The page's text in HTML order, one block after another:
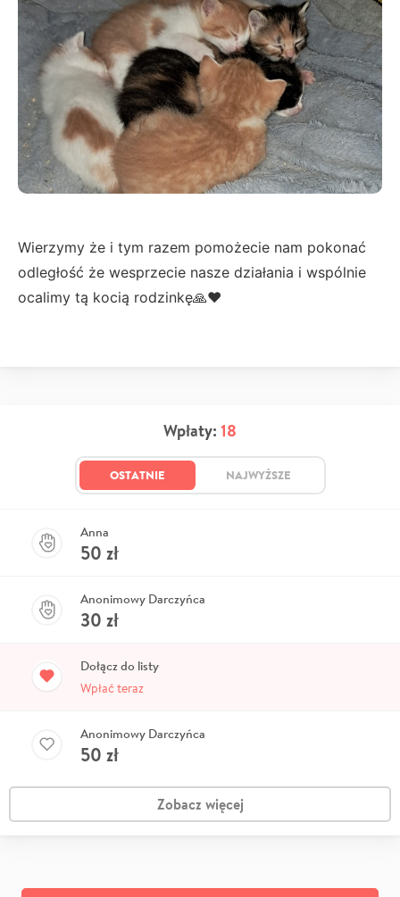
Wierzymy że i tym razem pomożecie nam pokonać
odległość że wesprzecie nasze działania i wspólnie
ocalimy tą kocią rodzinkę🙏❤️
Wpłaty: 18
OSTATNIE NAJWYŻSZE
Anna
50 zł
Anonimowy Darczyńca
30 zł
Dołącz do listy
Wpłać teraz
Anonimowy Darczyńca
50 zł
Zobacz więcej